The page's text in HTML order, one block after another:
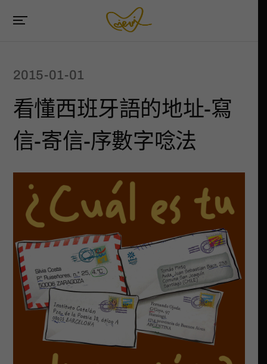
2015-01-01
看懂西班牙語的地址-寫
信-寄信-序數字唸法